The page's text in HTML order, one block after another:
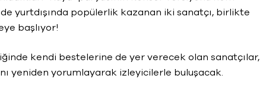
yurtdışında popülerlik kazanan iki sanatçı, birlikte
başlıyor!
kendi bestelerine de yer verecek olan sanatçılar,
yeniden yorumlayarak izleyicilerle buluşacak.